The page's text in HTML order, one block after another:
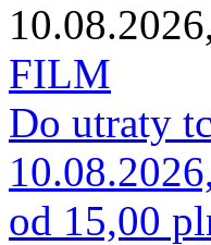
FILM
Do utraty
od 15,00